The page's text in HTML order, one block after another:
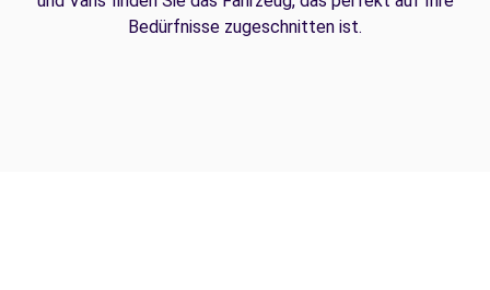
Bedürfnisse zugeschnitten ist.